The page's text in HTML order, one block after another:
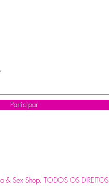
Participar
Sex Shop. TODOS OS DIREITOS